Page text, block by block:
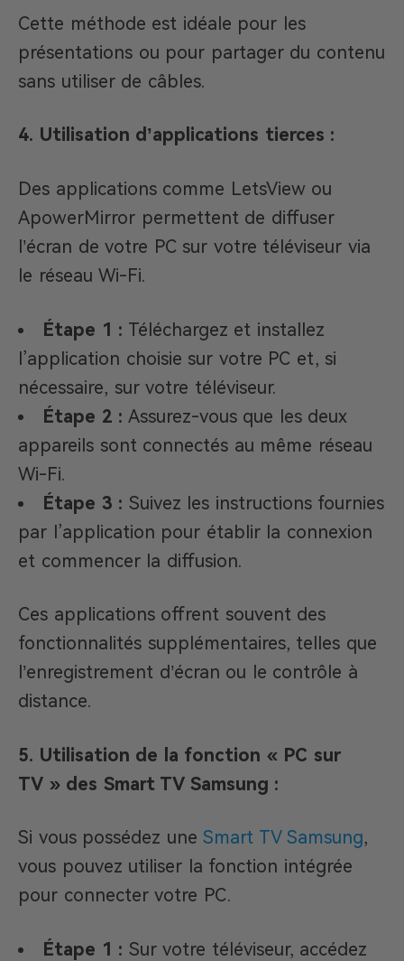
Cette méthode est idéale pour les
présentations ou pour partager du contenu
sans utiliser de câbles.​
4. Utilisation d’applications tierces :
Des applications comme LetsView ou
ApowerMirror permettent de diffuser
l’écran de votre PC sur votre téléviseur via
le réseau Wi-Fi.
Étape 1 : Téléchargez et installez
l’application choisie sur votre PC et, si
nécessaire, sur votre téléviseur.​
Étape 2 : Assurez-vous que les deux
appareils sont connectés au même réseau
Wi-Fi.​
Étape 3 : Suivez les instructions fournies
par l’application pour établir la connexion
et commencer la diffusion.​
Ces applications offrent souvent des
fonctionnalités supplémentaires, telles que
l’enregistrement d’écran ou le contrôle à
distance.​
5. Utilisation de la fonction « PC sur
TV » des Smart TV Samsung :
Si vous possédez une Smart TV Samsung,
vous pouvez utiliser la fonction intégrée
pour connecter votre PC.​
Étape 1 : Sur votre téléviseur, accédez